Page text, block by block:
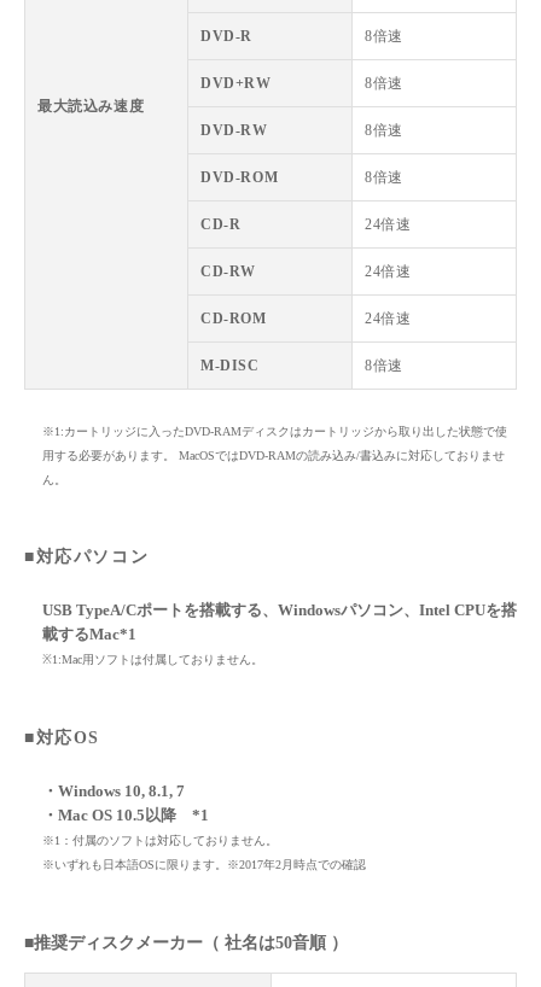
最大読込み速度
DVD-R 8倍速
DVD+RW 8倍速
DVD-RW 8倍速
DVD-ROM 8倍速
CD-R 24倍速
CD-RW 24倍速
CD-ROM 24倍速
M-DISC 8倍速
※1:カートリッジに入ったDVD-RAMディスクはカートリッジから取り出した状態で使
用する必要があります。 MacOSではDVD-RAMの読み込み/書込みに対応しておりませ
ん。
■対応パソコン
USB TypeA/Cポートを搭載する、Windowsパソコン、Intel CPUを搭
載するMac*1
※1:Mac用ソフトは付属しておりません。
■対応OS
・Windows 10, 8.1, 7
・Mac OS 10.5以降 *1
※1：付属のソフトは対応しておりません。
※いずれも日本語OSに限ります。※2017年2月時点での確認
■推奨ディスクメーカー（ 社名は50音順 ）